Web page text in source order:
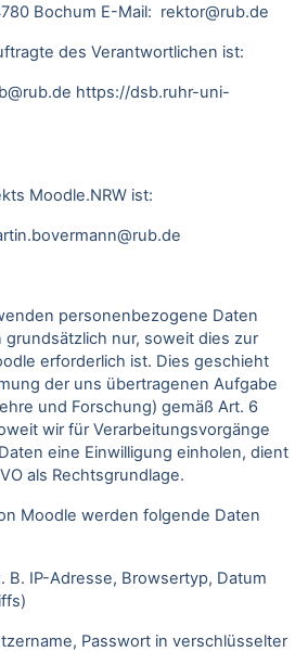
Bochum E-Mail: rektor@rub.de
des Verantwortlichen ist:
https://dsb.ruhr-uni-
Moodle.NRW ist:
personenbezogene Daten
nur, soweit dies zur
erforderlich ist. Dies geschieht
der uns übertragenen Aufgabe
und Forschung) gemäß Art. 6
wir für Verarbeitungsvorgänge
eine Einwilligung einholen, dient
als Rechtsgrundlage.
Moodle werden folgende Daten
B. IP-Adresse, Browsertyp, Datum
Passwort in verschlüsselter